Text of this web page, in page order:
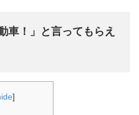
車！」と言ってもらえ
]